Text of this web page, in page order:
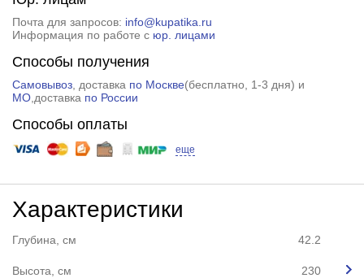
Почта для запросов: info@kupatika.ru
Информация по работе с юр. лицами
Способы получения
Самовывоз, доставка по Москве(бесплатно, 1-3 дня) и
МО,доставка по России
Способы оплаты
еще
Характеристики
Глубина, см 42.2
Высота, см 230